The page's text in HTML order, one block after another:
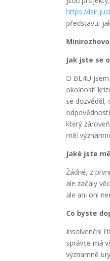
https://
představu,
Jak jste se o
O BL4U
okolností
se dozvěděl,
který
měl
Jaké jste
Žádné, z
ale začaly
ale ani oni
Co byste
Insolvenční
správce má
významně